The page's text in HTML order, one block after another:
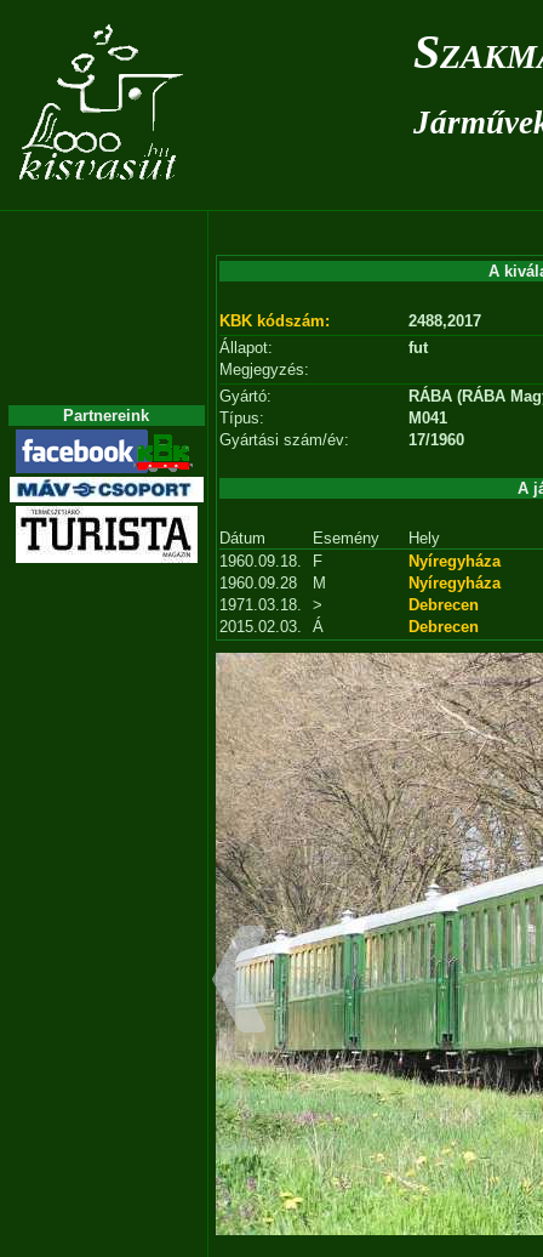
Partnereink
A
KBK kódszám:
2488,2017
Állapot:
fut
Megjegyzés:
Gyártó:
RÁBA (RÁBA
Típus:
M041
Gyártási szám/év:
17/1960
A
Dátum Esemény
Hely
1960.09.18.
F
Nyíregyháza
1960.09.28
M
Nyíregyháza
1971.03.18.
>
Debrecen
2015.02.03.
Á Debrecen